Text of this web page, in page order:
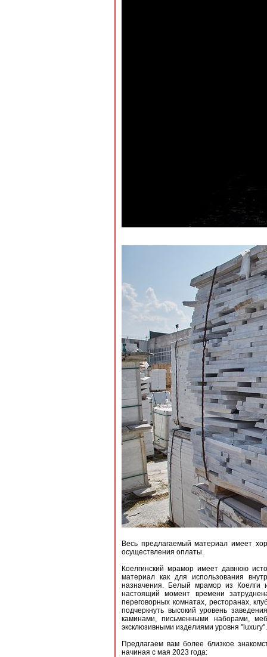
Весь предлагаемый материал имеет
осуществления оплаты.
Коелгинский мрамор имеет давнюю
материал как для использования
назначения. Белый мрамор из Коелги
настоящий момент времени
переговорных комнатах, ресторанах,
подчеркнуть высокий уровень
каминами, письменными наборами,
эксклюзивными изделиями уровня "luxury".
Предлагаем вам более близкое
начиная с мая 2023 года: